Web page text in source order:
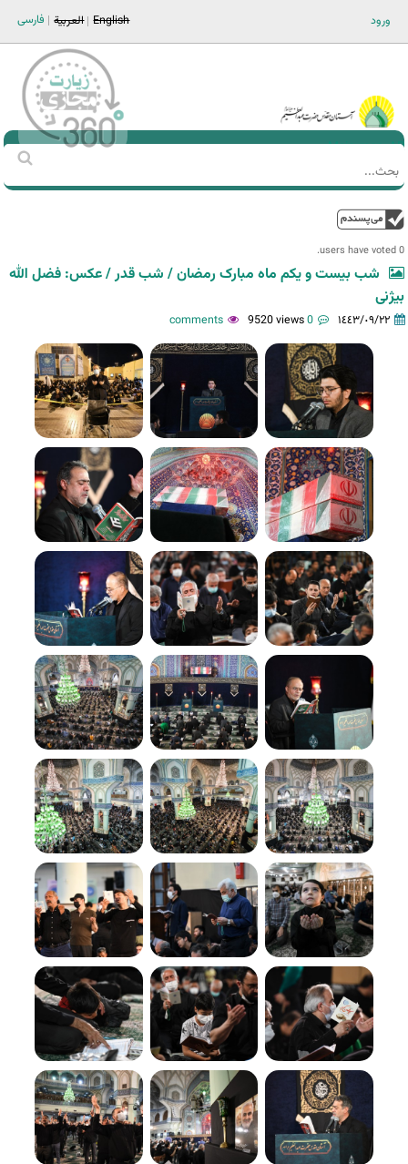
ورود فارسی العربية English
Main men-AR
استمارة
‏
0 users have voted.
شب بیست و یکم ماه مبارک رمضان / شب قدر / عکس: فضل الله
بیژنی
١٤٤٣/٠٩/٢٢ 0 comments
9520 views